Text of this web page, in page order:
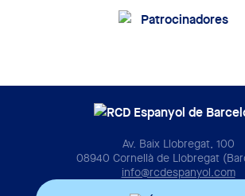
Av. Baix Llobregat, 100
08940 Cornellà de Llobregat
info@rcdespanyol.com